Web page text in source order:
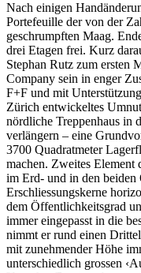
Nach einigen
Portefeuille der von der
geschrumpften Maag.
drei Etagen frei. Kurz
Stephan Rutz zum ersten
Company sein in enger
F+F und mit
Zürich entwickeltes
nördliche Treppenhaus in
verlängern – eine
3700 Quadratmeter
machen. Zweites Element
im Erd- und in den beiden
Erschliessungskerne
dem Öffentlichkeitsgrad
immer eingepasst in die
nimmt er rund einen
mit zunehmender Höhe
unterschiedlich grossen